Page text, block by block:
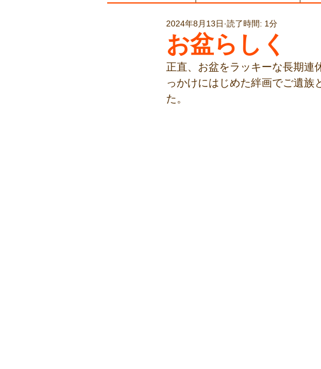
お盆らしく
2024年8月13日 読了時間: 1分
正直、お盆をラッキーな長期連
っかけにはじめた絆画でご遺族
た。